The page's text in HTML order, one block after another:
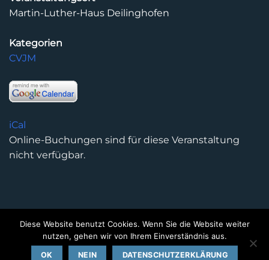
Martin-Luther-Haus Deilinghofen
Kategorien
CVJM
iCal
Online-Buchungen sind für diese Veranstaltung
nicht verfügbar.
DATENSCHUTZERKLÄRUNG IMPRESSUM KONTAKT
Copyright 2026 ©Kirchengemeinde Deilinghofen- Design
Diese Website benutzt Cookies. Wenn Sie die Website weiter
nutzen, gehen wir von Ihrem Einverständnis aus.
OK NEIN DATENSCHUTZERKLÄRUNG